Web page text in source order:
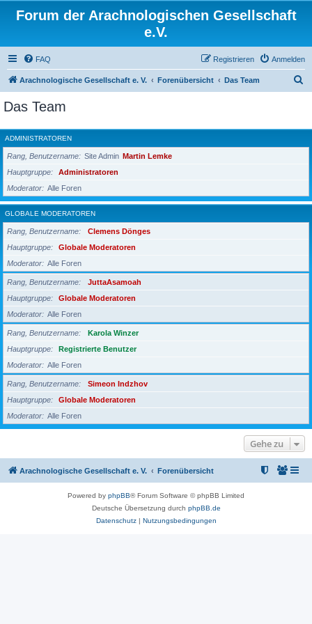
Forum der Arachnologischen Gesellschaft
e.V.
FAQ Anmelden
Registrieren
Arachnologische Gesellschaft e. V. Forenübersicht Das Team
h
e
Das Team
ADMINISTRATOREN
Rang, Benutzername Site Admin Martin Lemke
Hauptgruppe
Administratoren
Moderator
Alle Foren
GLOBALE MODERATOREN
Rang, Benutzername
Clemens Dönges
Hauptgruppe
Globale Moderatoren
Moderator
Alle Foren
Rang, Benutzername
JuttaAsamoah
Hauptgruppe
Globale Moderatoren
Moderator
Alle Foren
Rang, Benutzername
Karola Winzer
Hauptgruppe
Registrierte Benutzer
Moderator
Alle Foren
Rang, Benutzername
Simeon Indzhov
Hauptgruppe
Globale Moderatoren
Moderator
Alle Foren
Gehe zu
Arachnologische Gesellschaft e. V. Forenübersicht
Powered by phpBB® Forum Software © phpBB Limited
Deutsche Übersetzung durch phpBB.de
Datenschutz| Nutzungsbedingungen